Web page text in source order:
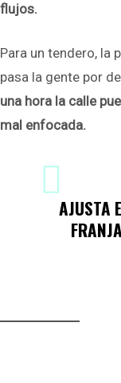
flujos.
Para un tendero, la
pasa la gente por
una hora la calle
mal enfocada.
AJUSTA